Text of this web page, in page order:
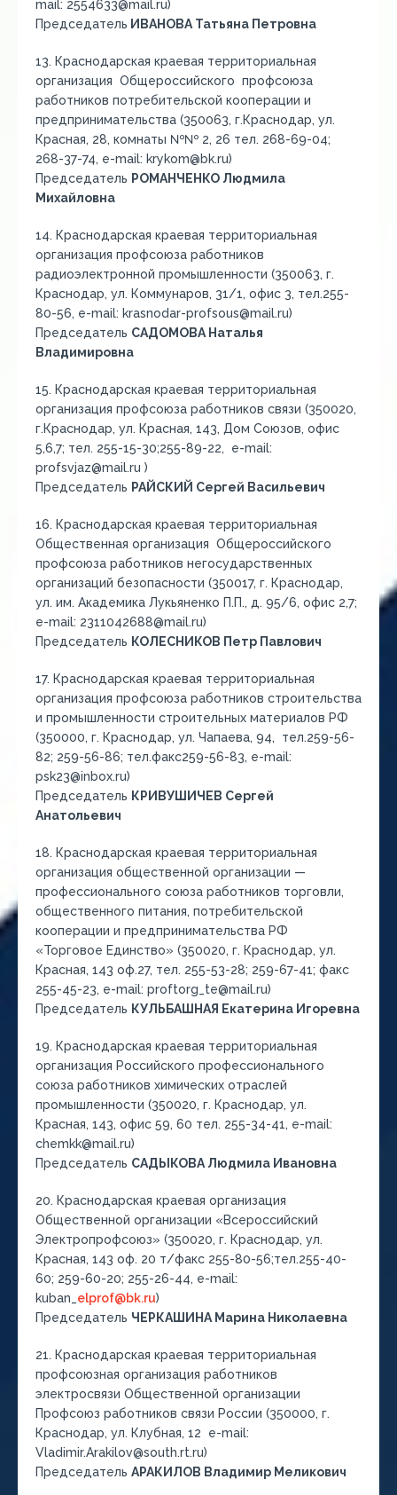
mail: 2554633@mail.ru)
Председатель ИВАНОВА Татьяна Петровна
13. Краснодарская краевая территориальная
организация Общероссийского профсоюза
работников потребительской кооперации и
предпринимательства (350063, г.Краснодар, ул.
Красная, 28, комнаты №№ 2, 26 тел. 268-69-04;
268-37-74, e-mail: krykom@bk.ru)
Председатель РОМАНЧЕНКО Людмила
Михайловна
14. Краснодарская краевая территориальная
организация профсоюза работников
радиоэлектронной промышленности (350063, г.
Краснодар, ул. Коммунаров, 31/1, офис 3, тел.255-
80-56, e-mail: krasnodar-profsous@mail.ru)
Председатель САДОМОВА Наталья
Владимировна
15. Краснодарская краевая территориальная
организация профсоюза работников связи (350020,
г.Краснодар, ул. Красная, 143, Дом Союзов, офис
5,6,7; тел. 255-15-30;255-89-22, e-mail:
profsvjaz@mail.ru )
Председатель РАЙСКИЙ Сергей Васильевич
16. Краснодарская краевая территориальная
Общественная организация Общероссийского
профсоюза работников негосударственных
организаций безопасности (350017, г. Краснодар,
ул. им. Академика Лукьяненко П.П., д. 95/6, офис 2,7;
e-mail: 2311042688@mail.ru)
Председатель КОЛЕСНИКОВ Петр Павлович
17. Краснодарская краевая территориальная
организация профсоюза работников строительства
и промышленности строительных материалов РФ
(350000, г. Краснодар, ул. Чапаева, 94, тел.259-56-
82; 259-56-86; тел.факс259-56-83, e-mail:
psk23@inbox.ru)
Председатель КРИВУШИЧЕВ Сергей
Анатольевич
18. Краснодарская краевая территориальная
организация общественной организации —
профессионального союза работников торговли,
общественного питания, потребительской
кооперации и предпринимательства РФ
«Торговое Единство» (350020, г. Краснодар, ул.
Красная, 143 оф.27, тел. 255-53-28; 259-67-41; факс
255-45-23, e-mail: proftorg_te@mail.ru)
Председатель КУЛЬБАШНАЯ Екатерина Игоревна
19. Краснодарская краевая территориальная
организация Российского профессионального
союза работников химических отраслей
промышленности (350020, г. Краснодар, ул.
Красная, 143, офис 59, 60 тел. 255-34-41, е-mail:
chemkk@mail.ru)
Председатель САДЫКОВА Людмила Ивановна
20. Краснодарская краевая организация
Общественной организации «Всероссийский
Электропрофсоюз» (350020, г. Краснодар, ул.
Красная, 143 оф. 20 т/факс 255-80-56;тел.255-40-
60; 259-60-20; 255-26-44, e-mail:
kuban_ elprof@bk.ru)
Председатель ЧЕРКАШИНА Марина Николаевна
21. Краснодарская краевая территориальная
профсоюзная организация работников
электросвязи Общественной организации
Профсоюз работников связи России (350000, г.
Краснодар, ул. Клубная, 12 e-mail:
Vladimir.Arakilov@south.rt.ru)
Председатель АРАКИЛОВ Владимир Меликович